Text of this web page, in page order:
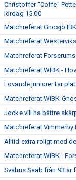
Christoffer "Coffe"
lördag 15:00
Matchreferat Gnosjö
Matchreferat
Matchreferat
Matchreferat WIBK -
Lovande juniorer tar
Matchreferat WIBK-
Jocke vill ha bättre
Matchreferat Vimmerby
Alltid extra roligt med
Matchreferat WIBK -
Svahns Saab från 93 är